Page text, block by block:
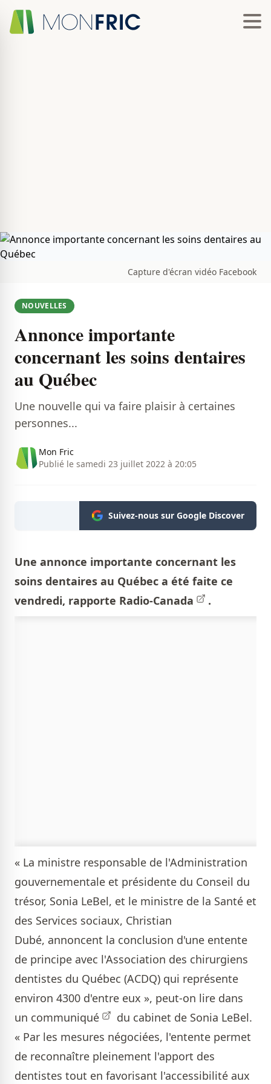
Capture d'écran vidéo Facebook
NOUVELLES
Annonce importante
concernant les soins dentaires
au Québec
Une nouvelle qui va faire plaisir à certaines
personnes...
Mon Fric
Publié le samedi 23 juillet 2022 à 20:05
Suivez-nous sur Google Discover
Une annonce importante concernant les
soins dentaires au Québec a été faite ce
vendredi, rapporte Radio-Canada .
« La ministre responsable de l'Administration
gouvernementale et présidente du Conseil du
trésor, Sonia LeBel, et le ministre de la Santé et
des Services sociaux, Christian
Dubé, annoncent la conclusion d'une entente
de principe avec l'Association des chirurgiens
dentistes du Québec (ACDQ) qui représente
environ 4300 d'entre eux », peut-on lire dans
un communiqué
du cabinet de Sonia LeBel.
« Par les mesures négociées, l'entente permet
de reconnaître pleinement l'apport des
dentistes tout en favorisant l'accessibilité aux